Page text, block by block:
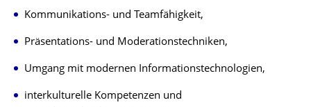
Kommunikations- und Teamfähigkeit,
Präsentations- und Moderationstechniken,
Umgang mit modernen Informationstechnologien,
interkulturelle Kompetenzen und